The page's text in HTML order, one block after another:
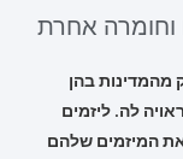
וחומרה אחרת
מהמדינות בהן
לה. ליזמים
את המיזמים שלהם